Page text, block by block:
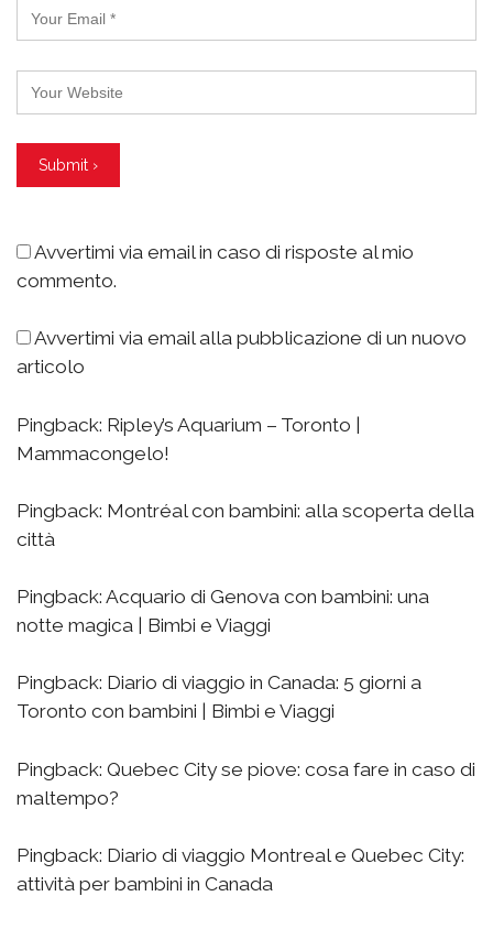
Avvertimi via email in caso di risposte al mio
commento.
Avvertimi via email alla pubblicazione di un nuovo
articolo
Pingback: Ripley’s Aquarium – Toronto |
Mammacongelo!
Pingback: Montréal con bambini: alla scoperta della
città
Pingback: Acquario di Genova con bambini: una
notte magica | Bimbi e Viaggi
Pingback: Diario di viaggio in Canada: 5 giorni a
Toronto con bambini | Bimbi e Viaggi
Pingback: Quebec City se piove: cosa fare in caso di
maltempo?
Pingback: Diario di viaggio Montreal e Quebec City:
attività per bambini in Canada